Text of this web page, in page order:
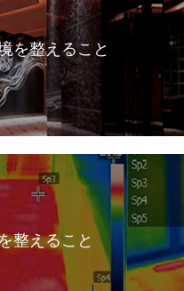
を整えること
整えること